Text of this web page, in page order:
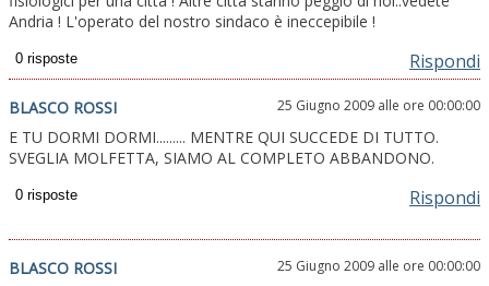
Andria ! L'operato del nostro sindaco è ineccepibile !
Rispondi
BLASCO ROSSI 25 Giugno 2009 alle ore 00:00:00
E TU DORMI DORMI......... MENTRE QUI SUCCEDE DI TUTTO.
SVEGLIA MOLFETTA, SIAMO AL COMPLETO ABBANDONO.
Rispondi
BLASCO ROSSI 25 Giugno 2009 alle ore 00:00:00